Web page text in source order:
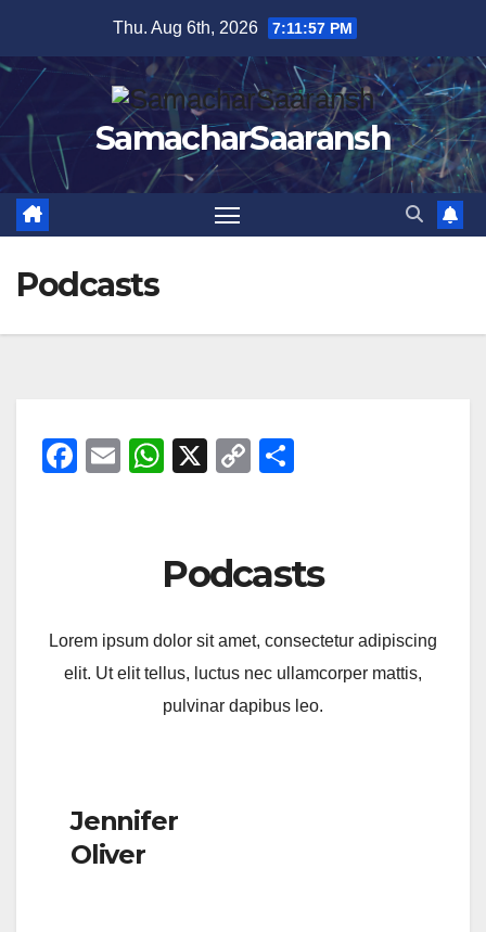
content
Thu. Aug 6th, 2026 7:11:58 PM
SamacharSaaransh
Podcasts
F
o
o
E
W
s
A
p
p
X
C
y
Li
n
k
e
Podcasts
Lorem ipsum dolor sit amet, consectetur adipiscing
elit. Ut elit tellus, luctus nec ullamcorper mattis,
pulvinar dapibus leo.
Jennifer
Oliver